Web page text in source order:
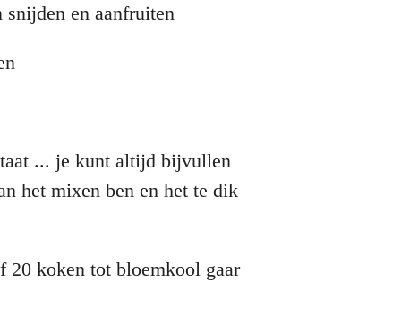
en aanfruiten
... je kunt altijd bijvullen
het mixen ben en het te dik
20 koken tot bloemkool gaar